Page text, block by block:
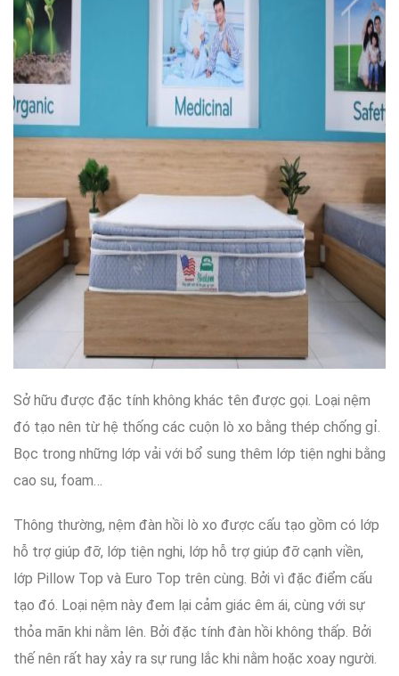
Sở hữu được đặc tính không khác tên được gọi Loại nệm
đó tạo nên từ hệ thống các cuộn lò xo bằng thép chống gỉ
Bọc trong những lớp vải với bổ sung thêm lớp tiện nghi bằng
cao su, foam…
Thông thường, nệm đàn hồi lò xo được cấu tạo gồm có lớp
hỗ trợ giúp đỡ, lớp tiện nghi, lớp hỗ trợ giúp đỡ cạnh viền,
lớp Pillow Top và Euro Top trên cùng. Bởi vì đặc điểm cấu
tạo đó. Loại nệm này đem lại cảm giác êm ái, cùng với sự
thỏa mãn khi nằm lên. Bởi đặc tính đàn hồi không thấp. Bởi
thế nên rất hay xảy ra sự rung lắc khi nằm hoặc xoay người.